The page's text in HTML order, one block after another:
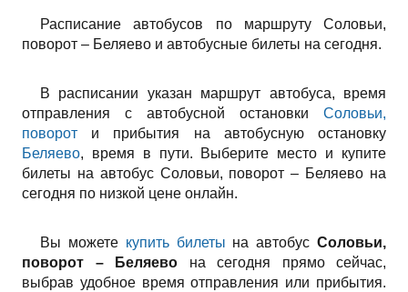
Расписание автобусов по маршруту Соловьи,
поворот – Беляево и автобусные билеты на сегодня.
В расписании указан маршрут автобуса, время
отправления с автобусной остановки Соловьи,
поворот и прибытия на автобусную остановку
Беляево, время в пути. Выберите место и купите
билеты на автобус Соловьи, поворот – Беляево на
сегодня по низкой цене онлайн.
Вы можете купить билеты на автобусСоловьи,
поворот – Беляево на сегодня прямо сейчас,
выбрав удобное время отправления или прибытия.